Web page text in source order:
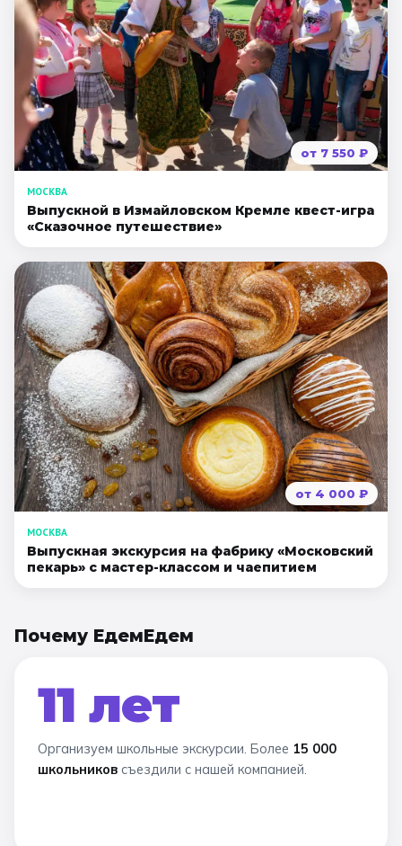
от 7 550 ₽
МОСКВА
Выпускной в Измайловском Кремле квест-игра
«Сказочное путешествие»
от 4 000 ₽
МОСКВА
Выпускная экскурсия на фабрику «Московский
пекарь» с мастер-классом и чаепитием
Почему ЕдемЕдем
11 лет
Организуем школьные экскурсии. Более 15 000
школьников съездили с нашей компанией.